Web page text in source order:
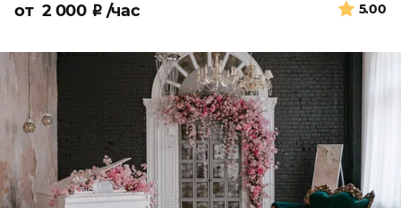
5.00
от 2 000 ₽ /час